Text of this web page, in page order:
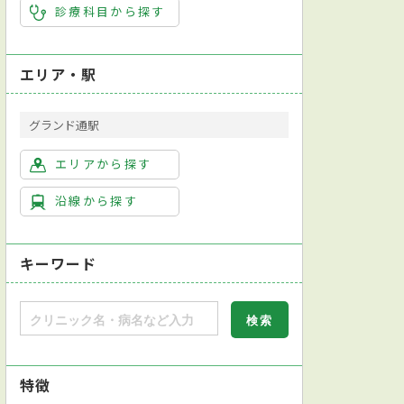
診療科目から探す
エリア・駅
グランド通駅
エリアから探す
沿線から探す
キーワード
特徴